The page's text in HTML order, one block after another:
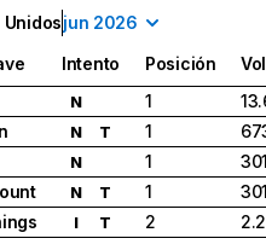
Unidosjun 2026
Intento Posición
N 1
N T 1
N 1
N T 1
I T 2